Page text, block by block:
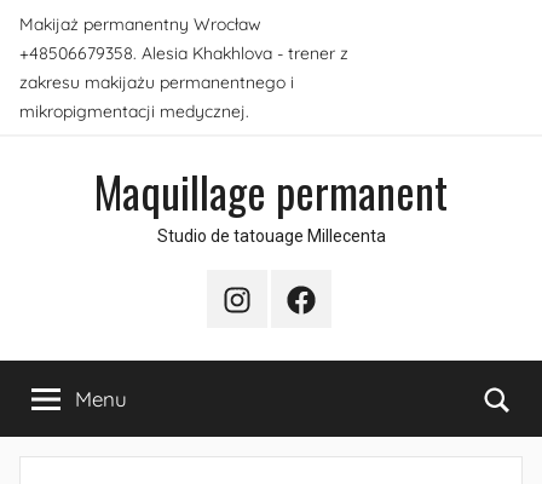
Aller
contenu
Makijaż permanentny Wrocław
+48506679358. Alesia Khakhlova - trener z
zakresu makijażu permanentnego i
mikropigmentacji medycznej.
Maquillage permanent
Studio de tatouage Millecenta
InstagramFacebook
Menu